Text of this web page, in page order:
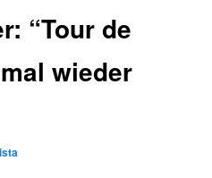
“Tour de
wieder